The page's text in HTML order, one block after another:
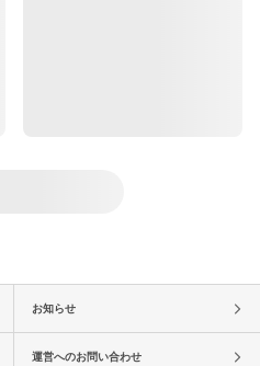
お知らせ
運営へのお問い合わせ